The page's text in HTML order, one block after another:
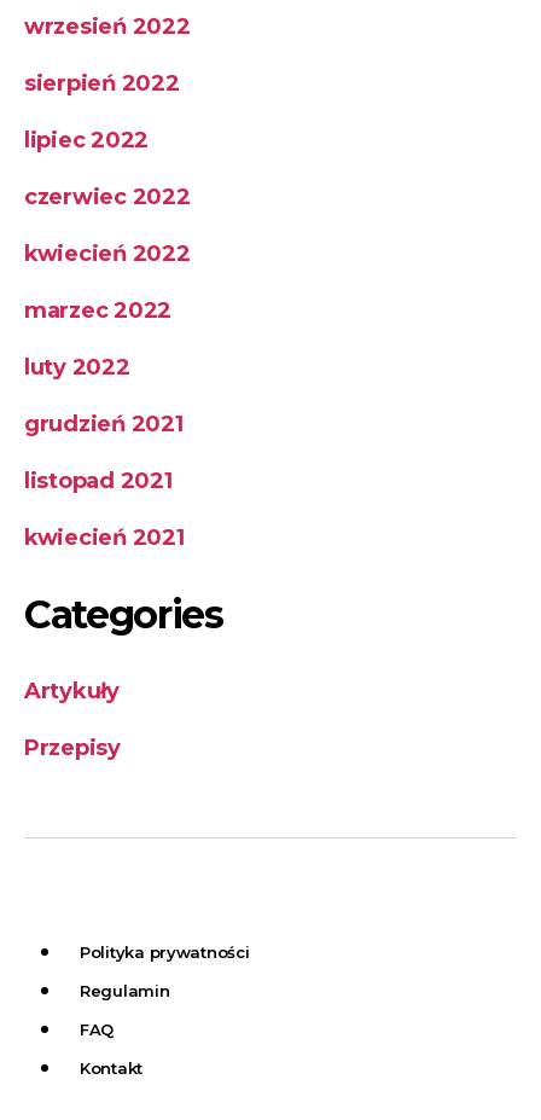
wrzesień 2022
sierpień 2022
lipiec 2022
czerwiec 2022
kwiecień 2022
marzec 2022
luty 2022
grudzień 2021
listopad 2021
kwiecień 2021
Categories
Artykuły
Przepisy
Polityka prywatności
Regulamin
FAQ
Kontakt